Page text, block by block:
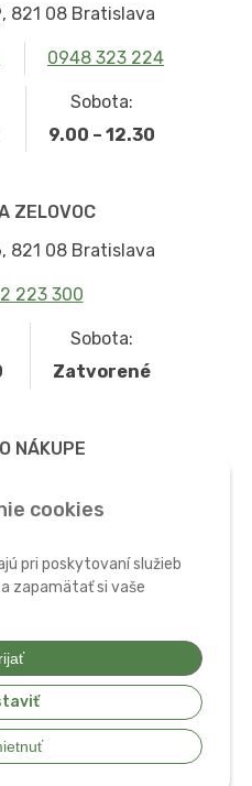
cookies
pri poskytovaní služieb
zapamätať si vaše
, 821 08 Bratislava
0948 323 224
Sobota:
9.00 – 12.30
ZELOVOC
, 821 08 Bratislava
223 300
Sobota:
Zatvorené
NÁKUPE
údajov
a doplnky • tvorba eshopu cez